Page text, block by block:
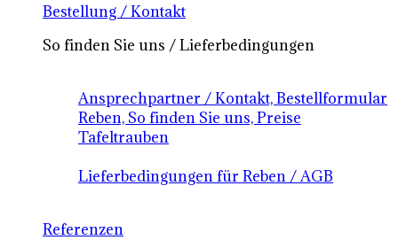
Bestellung / Kontakt
So finden Sie uns / Lieferbedingungen
Ansprechpartner / Kontakt, Bestellformular
Reben, So finden Sie uns, Preise
Tafeltrauben
Lieferbedingungen für Reben / AGB
Referenzen